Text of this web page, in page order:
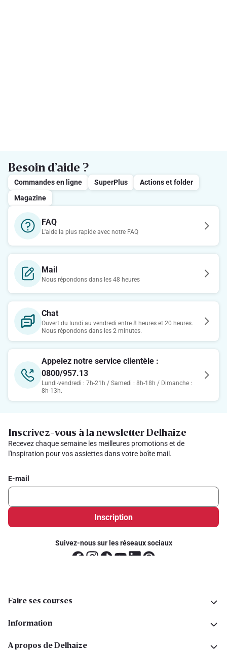
Besoin d’aide ?
Commandes en ligne SuperPlus
Actions et folder
Magazine
FAQ
L'aide la plus rapide avec notre FAQ
Mail
Nous répondons dans les 48 heures
Chat
Ouvert du lundi au vendredi entre 8 heures et 20 heures.
Nous répondons dans les 2 minutes.
Appelez notre service clientèle :
0800/957.13
Lundi-vendredi : 7h-21h / Samedi : 8h-18h / Dimanche :
8h-13h.
Inscrivez-vous à la newsletter Delhaize
Recevez chaque semaine les meilleures promotions et de
l'inspiration pour vos assiettes dans votre boîte mail.
E-mail
Inscription
Suivez-nous sur les réseaux sociaux
Faire ses courses
Information
A propos de Delhaize